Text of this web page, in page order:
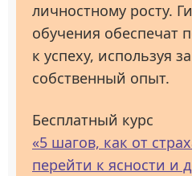
личностному росту.
обучения обеспечат
к успеху, используя
собственный опыт.
Бесплатный курс
«5 шагов, как от
перейти к ясности и